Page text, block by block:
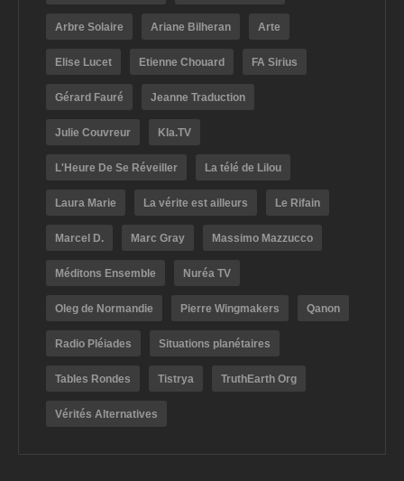
Arbre Solaire Ariane Bilheran Arte
Elise Lucet Etienne Chouard FA Sirius
Gérard Fauré Jeanne Traduction
Julie Couvreur Kla.TV
L'Heure De Se Réveiller La télé de Lilou
Laura Marie La vérite est ailleurs Le Rifain
Marcel D. Marc Gray Massimo Mazzucco
Méditons Ensemble Nuréa TV
Oleg de Normandie Pierre Wingmakers Qanon
Radio Pléiades Situations planétaires
Tables Rondes Tistrya TruthEarth Org
Vérités Alternatives